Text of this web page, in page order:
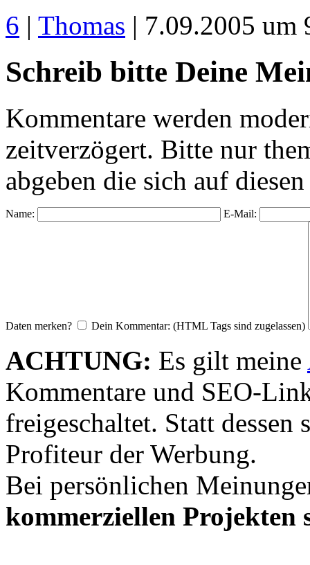
6 | Thomas | 7.09.2005 um
Schreib bitte Deine
Kommentare werden
zeitverzögert. Bitte nur
abgeben die sich auf
Name: E-Mail:
Daten merken? Dein Kommentar: (HTML Tags sind zugelassen)
ACHTUNG: Es gilt meine
Kommentare und SEO-
freigeschaltet. Statt dessen
Profiteur der Werbung.
Bei persönlichen
kommerziellen Projekten